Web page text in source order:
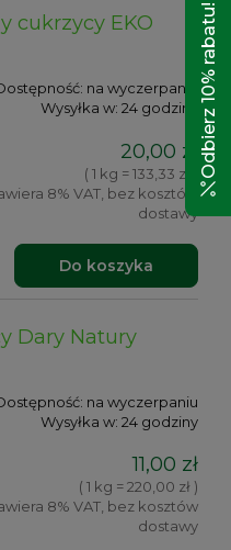
cukrzycy EKO
na wyczerpaniu
Wysyłka w: 24 godziny
20,00 zł
( 1 kg = 133,33 zł )
8% VAT, bez kosztów
dostawy
Do koszyka
Dary Natury
na wyczerpaniu
Wysyłka w: 24 godziny
11,00 zł
( 1 kg = 220,00 zł )
8% VAT, bez kosztów
dostawy
Odbierz 10% rabatu!